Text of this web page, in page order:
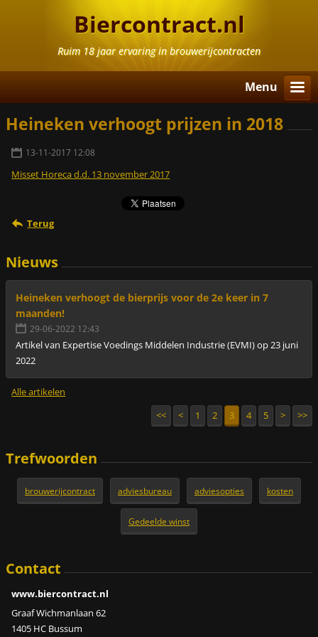
Biercontract.nl
Ruim 18 jaar ervaring in brouwerijcontracten
Menu
Heineken verhoogt prijzen in 2018
13-11-2017 12:08
Misset Horeca d.d. 13 november 2017
Terug
Nieuws
Heineken verhoogt de bierprijs voor de 2e keer in 7
maanden!
29-06-2022 12:43
Artikel van Expertise Voedings Middelen Industrie (EVMI) op 23 juni
2022
Alle artikelen
<<
< 1 2 3 4 5 > >>
Trefwoorden
brouwerijcontract adviesbureau adviesopties kosten
Gedeelde winst
Contact
www.biercontract.nl
Graaf Wichmanlaan 62
1405 HC Bussum